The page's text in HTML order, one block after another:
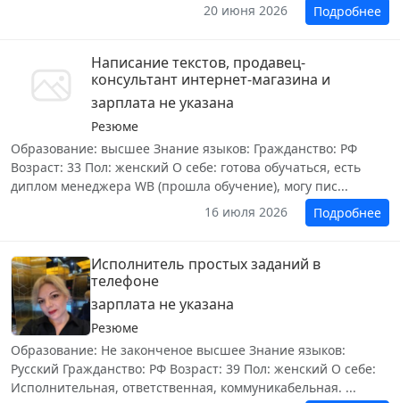
20 июня 2026
Подробнее
Написание текстов, продавец-
консультант интернет-магазина и
зарплата не указана
Резюме
Образование: высшее Знание языков: Гражданство: РФ
Возраст: 33 Пол: женский О себе: готова обучаться, есть
диплом менеджера WB (прошла обучение), могу пис...
16 июля 2026
Подробнее
Исполнитель простых заданий в
телефоне
зарплата не указана
Резюме
Образование: Не законченое высшее Знание языков:
Русский Гражданство: РФ Возраст: 39 Пол: женский О себе:
Исполнительная, ответственная, коммуникабельная. ...